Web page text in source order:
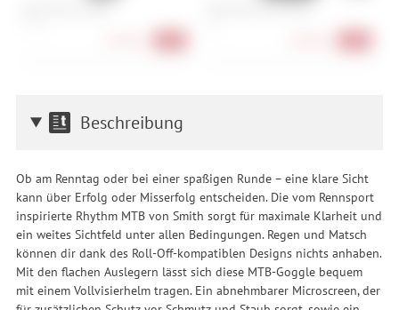
POC Oseus VPD Torso
Beschreibung
Ob am Renntag oder bei einer spaßigen Runde – eine klare Sicht
kann über Erfolg oder Misserfolg entscheiden. Die vom Rennsport
inspirierte Rhythm MTB von Smith sorgt für maximale Klarheit und
ein weites Sichtfeld unter allen Bedingungen. Regen und Matsch
können dir dank des Roll-Off-kompatiblen Designs nichts anhaben.
Mit den flachen Auslegern lässt sich diese MTB-Goggle bequem
mit einem Vollvisierhelm tragen. Ein abnehmbarer Microscreen, der